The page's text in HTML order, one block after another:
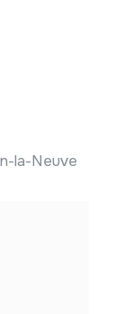
la-Neuve